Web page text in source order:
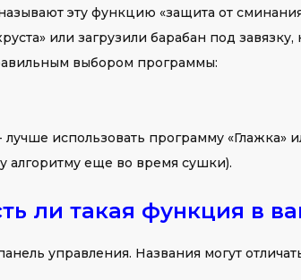
эту функцию «защита от
или загрузили барабан под
выбором программы:
использовать программу «Глажка»
алгоритму еще во время сушки).
ли такая функция в
управления. Названия могут